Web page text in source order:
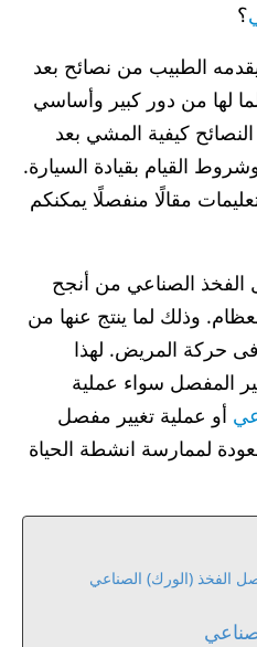
؟
الطبيب من نصائح بعد
لها من دور كبير وأساسي
كيفية المشي بعد
القيام بقيادة السيارة.
مقالًا منفصلًا يمكنكم
الصناعي من أنجح
وذلك لما ينتج عنها من
حركة المريض. لهذا
المفصل سواء عملية
أو عملية تغيير مفصل
لممارسة انشطة الحياة
الفخذ (الورك) الصناعي